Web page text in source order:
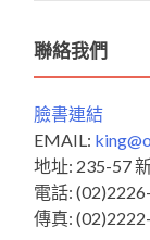
鍵
字:
聯絡我們
臉書連結
EMAIL:
地址: 235-57
電話:
傳真: